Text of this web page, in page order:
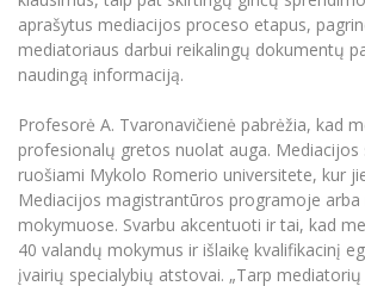
Intranetas
eDVS
Microsoft Office 365
MRU mobilios programėlės
Pagalbos sistema
Profesinė sąjunga
Kontaktų paieška
aprašytus mediacijos proceso etapus,
mediatoriaus darbui reikalingų dokumentų
naudingą informaciją.
Profesorė A. Tvaronavičienė pabrėžia, kad
profesionalų gretos nuolat auga. Mediacijos
ruošiami Mykolo Romerio universitete, kur
Mediacijos magistrantūros programoje arba
mokymuose. Svarbu akcentuoti ir tai, kad
40 valandų mokymus ir išlaikę kvalifikacinį
įvairių specialybių atstovai. „Tarp